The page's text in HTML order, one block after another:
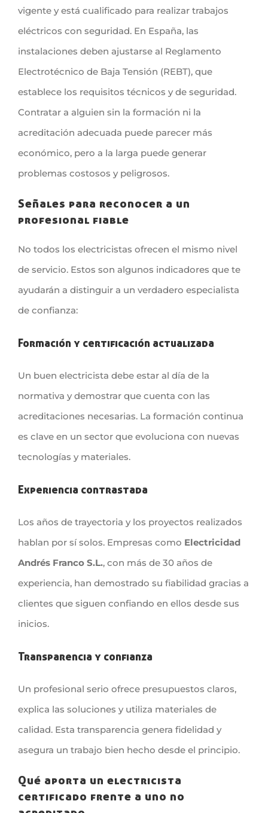
vigente y está cualificado para realizar trabajos
eléctricos con seguridad. En España, las
instalaciones deben ajustarse al Reglamento
Electrotécnico de Baja Tensión (REBT), que
establece los requisitos técnicos y de seguridad.
Contratar a alguien sin la formación ni la
acreditación adecuada puede parecer más
económico, pero a la larga puede generar
problemas costosos y peligrosos.
Señales para reconocer a un
profesional fiable
No todos los electricistas ofrecen el mismo nivel
de servicio. Estos son algunos indicadores que te
ayudarán a distinguir a un verdadero especialista
de confianza:
Formación y certificación actualizada
Un buen electricista debe estar al día de la
normativa y demostrar que cuenta con las
acreditaciones necesarias. La formación continua
es clave en un sector que evoluciona con nuevas
tecnologías y materiales.
Experiencia contrastada
Los años de trayectoria y los proyectos realizados
hablan por sí solos. Empresas como Electricidad
Andrés Franco S.L., con más de 30 años de
experiencia, han demostrado su fiabilidad gracias a
clientes que siguen confiando en ellos desde sus
inicios.
Transparencia y confianza
Un profesional serio ofrece presupuestos claros,
explica las soluciones y utiliza materiales de
calidad. Esta transparencia genera fidelidad y
asegura un trabajo bien hecho desde el principio.
Qué aporta un electricista
certificado frente a uno no